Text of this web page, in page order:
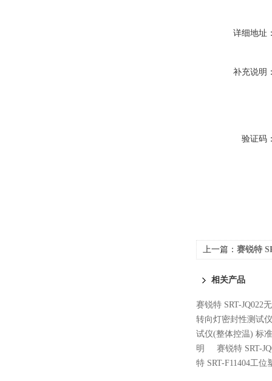
详细地址
补充说明
验证码
上一篇： 赛锐特
相关产品
赛锐特 SRT-JQ022
转向灯密封性测试
试仪(整体控温) 标准
明
赛锐特 SRT-
特 SRT-F11404工